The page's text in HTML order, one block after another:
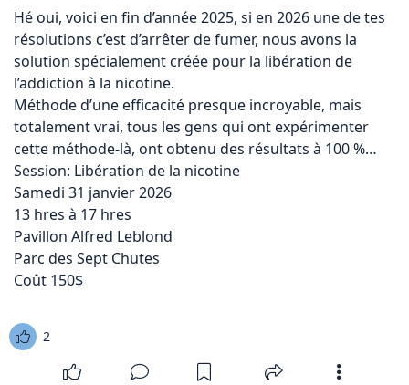
Hé oui, voici en fin d’année 2025, si en 2026 une de tes
résolutions c’est d’arrêter de fumer, nous avons la
solution spécialement créée pour la libération de
l’addiction à la nicotine.
Méthode d’une efficacité presque incroyable, mais
totalement vrai, tous les gens qui ont expérimenter
cette méthode-là, ont obtenu des résultats à 100 %…
Session: Libération de la nicotine
Samedi 31 janvier 2026
13 hres à 17 hres
Pavillon Alfred Leblond
Parc des Sept Chutes
Coût 150$
2